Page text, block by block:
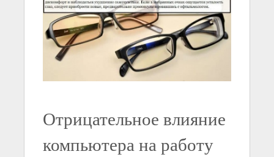
Отрицательное влияние
компьютера на работу